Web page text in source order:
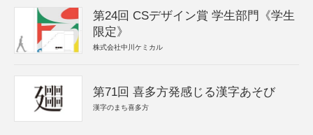
第24回 CSデザイン賞 学生部門《学生
限定》
株式会社中川ケミカル
第71回 喜多方発感じる漢字あそび
漢字のまち喜多方